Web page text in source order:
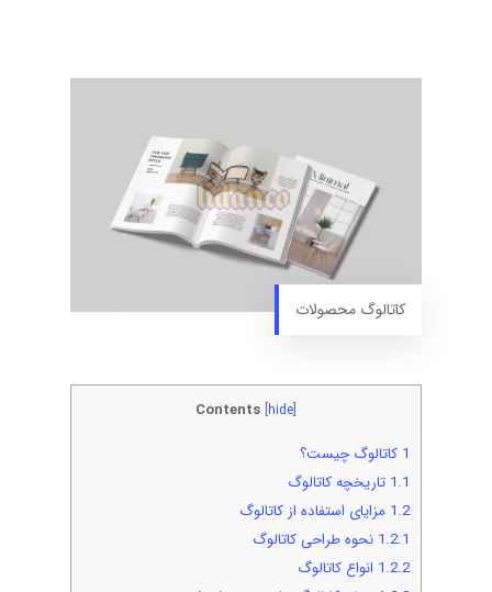
کاتالوگ محصولات
Contents [hide]
1 کاتالوگ چیست؟
1.1 تاریخچه کاتالوگ
1.2 مزایای استفاده از کاتالوگ
1.2.1 نحوه طراحی کاتالوگ
1.2.2 انواع کاتالوگ